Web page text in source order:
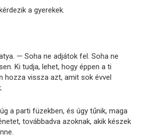
a gyerekek.
— Soha ne adjátok fel. Soha ne
Ki tudja, lehet, hogy éppen a ti
hozza vissza azt, amit sok évvel
a parti füzekben, és úgy tűnik, maga
továbbadva azoknak, akik készek